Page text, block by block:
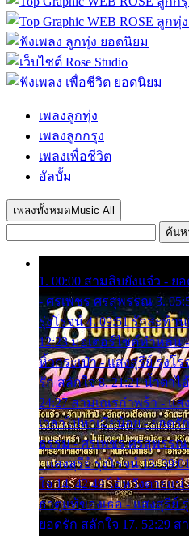
เพลงลูกทุ่ง
เพลงลูกกรุง
เพลงเพื่อชีวิต
อัลบั้ม
เพลงทั้งหมด Music All
ค้นห
1. 00:00 สามสิบยังแจ๋ว - ย
- ศรเพชร ศรสุพรรณ 3.
รุ่งโรจน์ 4. 09:51 รักสะท้า
12:23 มอเตอร์ไซค์ทำหล่น
หิ้วกระเป๋า - แสงสุรีย์ รุ่งโร
รัก สลักใจ 8. 21:21 น้ำตา
24:27 สามเณรกำพร้า - แส
เวลาไปหาเมียน้อย - ยอดรั
ธรรม - ศรเพชร ศรสุพรรณ
- แสงสุรีย์ รุ่งโรจน์ 13.
ใจ 14. 42:49 ไอ้หวังตายแ
ธาตุแท้ของเธอ - แสงสุรีย์
ยอดรัก สลักใจ 17. 52:29